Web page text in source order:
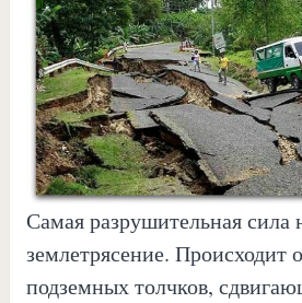
Самая разрушительная сила
землетрясение. Происходит
подземных толчков,